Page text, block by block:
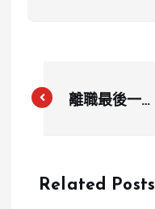
離職最後一天
機」！網友控
Related Posts